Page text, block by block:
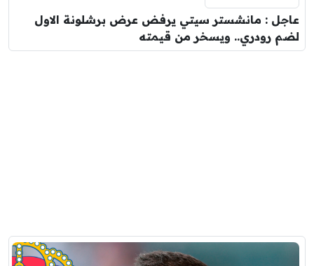
عاجل : مانشستر سيتي يرفض عرض برشلونة الاول
لضم رودري.. ويسخر من قيمته